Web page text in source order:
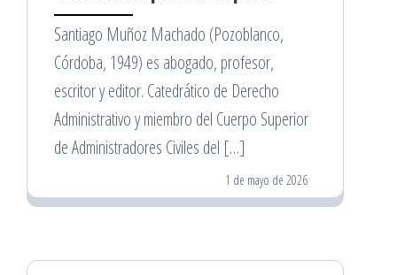
Santiago Muñoz Machado (Pozoblanco,
Córdoba, 1949) es abogado, profesor,
escritor y editor. Catedrático de Derecho
Administrativo y miembro del Cuerpo Superior
de Administradores Civiles del […]
1 de mayo de 2026